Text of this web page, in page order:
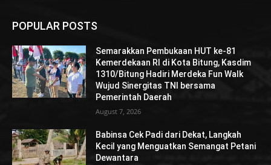
POPULAR POSTS
Semarakkan Pembukaan HUT ke-81
Kemerdekaan RI di Kota Bitung, Kasdim
1310/Bitung Hadiri Merdeka Fun Walk
Wujud Sinergitas TNI bersama
Pemerintah Daerah
August 7, 2026
Babinsa Cek Padi dari Dekat, Langkah
Kecil yang Menguatkan Semangat Petani
Dewantara